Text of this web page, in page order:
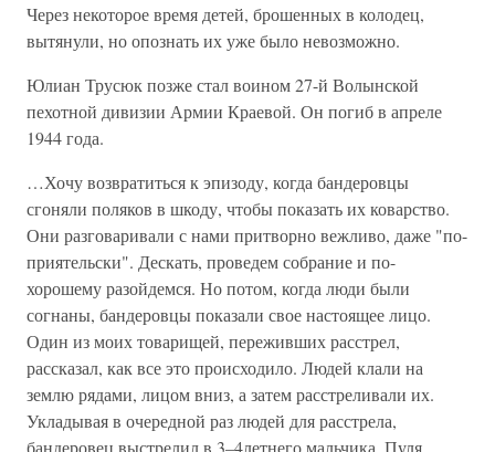
Через некоторое время детей, брошенных в колодец,
вытянули, но опознать их уже было невозможно.
Юлиан Трусюк позже стал воином 27-й Волынской
пехотной дивизии Армии Краевой. Он погиб в апреле
1944 года.
…Хочу возвратиться к эпизоду, когда бандеровцы
сгоняли поляков в шкоду, чтобы показать их коварство.
Они разговаривали с нами притворно вежливо, даже "по-
приятельски". Дескать, проведем собрание и по-
хорошему разойдемся. Но потом, когда люди были
согнаны, бандеровцы показали свое настоящее лицо.
Один из моих товарищей, переживших расстрел,
рассказал, как все это происходило. Людей клали на
землю рядами, лицом вниз, а затем расстреливали их.
Укладывая в очередной раз людей для расстрела,
бандеровец выстрелил в 3–4летнего мальчика. Пуля